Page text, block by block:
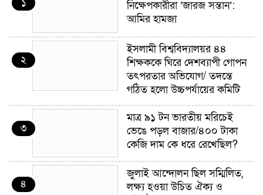
নিক্ষেপকারীরা ‘জারজ সন্তান’:
আমির হামজা
২
ইসলামী বিশ্ববিদ্যালয়র ৪৪
শিক্ষককে ঘিরে দেশব্যাপী গোপন
তৎপরতার অভিযোগ/ তদন্তে
গঠিত হলো উচ্চপর্যায়ের কমিটি
৩
মাত্র ৯১ টন ভারতীয় মরিচেই
ভেঙে পড়ল বাজার/৪০০ টাকা
কেজি দাম কে ধরে রেখেছিল?
৪
জুলাই আন্দোলন ছিল সম্মিলিত,
লক্ষ্য হওয়া উচিত ঐক্য ও